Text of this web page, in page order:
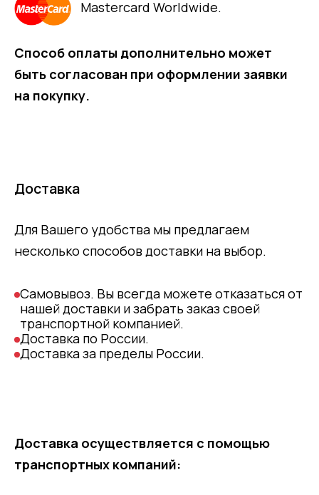
Mastercard Worldwide.
Способ оплаты дополнительно может
быть согласован при оформлении заявки
на покупку.
Доставка
Для Вашего удобства мы предлагаем
несколько способов доставки на выбор.
Самовывоз. Вы всегда можете отказаться от
нашей доставки и забрать заказ своей
транспортной компанией.
Доставка по России.
Доставка за пределы России.
Доставка осуществляется с помощью
транспортных компаний: